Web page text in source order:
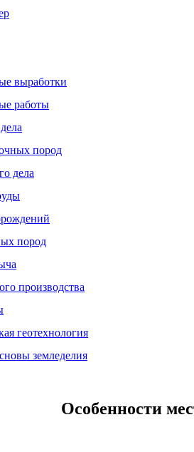
выработки
работы
пород
дела
пород
производства
геотехнология
земледелия
Особенности